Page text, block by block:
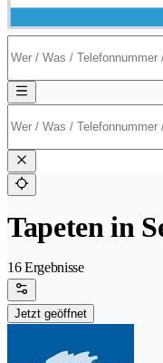
Tapeten in
16 Ergebnisse
Jetzt geöffnet